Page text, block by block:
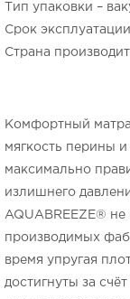
Тип упаковки –
Срок эксплуатации
Страна
Комфортный
мягкость перины
максимально
излишнего
AQUABREEZE®
производимых
время упругая
достигнуты за